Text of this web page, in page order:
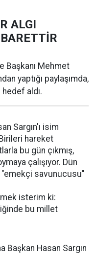
ALGI
Başkanı Mehmet
yaptığı paylaşımda,
hedef aldı.
Sargın'ı isim
hareket
bu gün çıkmış,
çalışıyor. Dün
"emekçi savunucusu"
isterim ki:
bu millet
Başkan Hasan Sargın